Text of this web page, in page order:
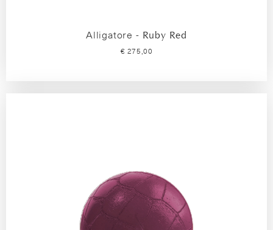
Alligatore - Ruby Red
€ 275,00